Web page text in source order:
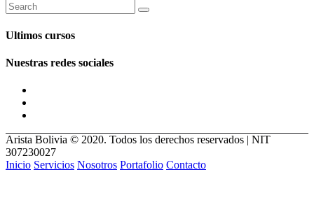
Ultimos cursos
Nuestras redes sociales
Arista Bolivia © 2020. Todos los derechos reservados | NIT
307230027
Inicio Servicios Nosotros Portafolio Contacto